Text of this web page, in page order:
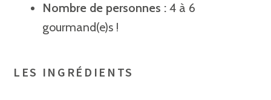
Nombre de personnes : 4 à 6
gourmand(e)s !
LES INGRÉDIENTS